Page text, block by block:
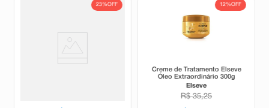
23%OFF 12%OFF
Creme de Tratamento Elseve
Óleo Extraordinário 300g
Elseve
R$ 35,25